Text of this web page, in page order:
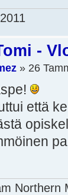
-
» 26
että
Northern